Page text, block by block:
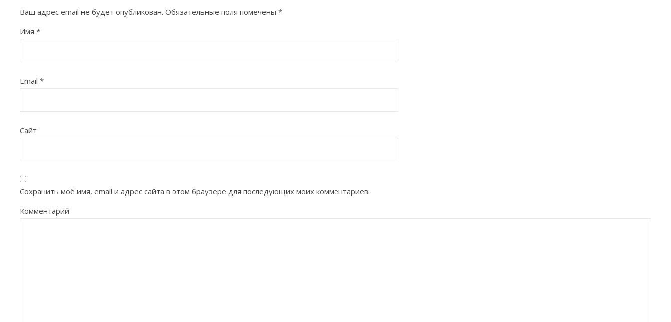
Ваш адрес email не будет опубликован. Обязательные поля помечены *
Имя *
Email *
Сайт
Сохранить моё имя, email и адрес сайта в этом браузере для последующих моих комментариев.
Комментарий